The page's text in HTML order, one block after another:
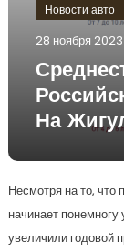
Новости авто
28 ноября 2023
На
Несмотря на то, что
начинает
увеличили годовой